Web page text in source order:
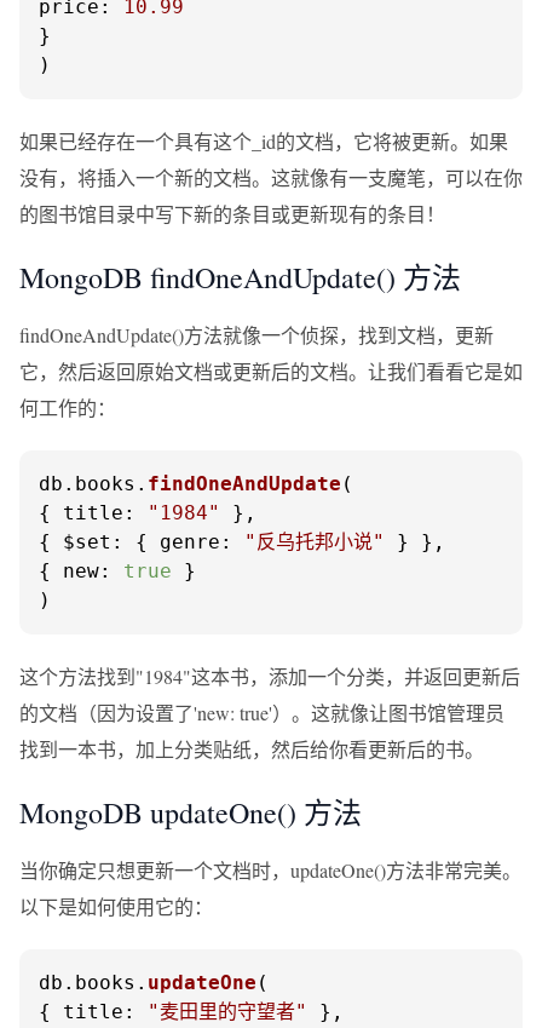
price :
10.99
}
)
如果已经存在一个具有这个_id的文档，它将被更新。如果
没有，将插入一个新的文档。这就像有一支魔笔，可以在你
的图书馆目录中写下新的条目或更新现有的条目！
MongoDB findOneAndUpdate() 方法
findOneAndUpdate()方法就像一个侦探，找到文档，更新
它，然后返回原始文档或更新后的文档。让我们看看它是如
何工作的：
db. books . findOneAndUpdate (
{ title : "1984"
},
{ $set : { genre : "反乌托邦小说"
} },
{ new: true }
)
这个方法找到"1984"这本书，添加一个分类，并返回更新后
的文档（因为设置了'new: true'）。这就像让图书馆管理员
找到一本书，加上分类贴纸，然后给你看更新后的书。
MongoDB updateOne() 方法
当你确定只想更新一个文档时，updateOne()方法非常完美。
以下是如何使用它的：
db. books . updateOne (
{ title : "麦田里的守望者"
},